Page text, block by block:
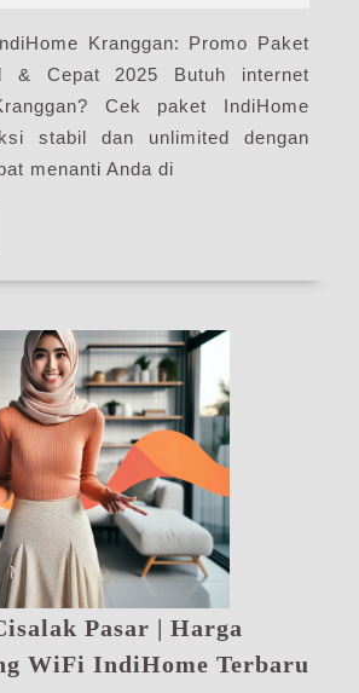
Pasang
WiFi
IndiHome
Terbaru
Kranggan: Promo Paket
& Cepat 2025 Butuh internet
Cek paket IndiHome
stabil dan unlimited dengan
menanti Anda di
Pasar | Harga
WiFi IndiHome Terbaru